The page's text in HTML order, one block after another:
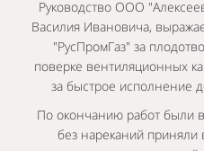
Руководство ООО
Василия Ивановича,
"РусПромГаз" за
поверке вентиляционных
за быстрое исполнение
По окончанию работ были
без нареканий приняли